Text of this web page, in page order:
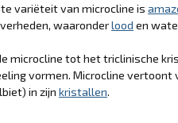
variëteit van microcline is
waaronderlood en
microcline tot het triclinische
vormen. Microcline
in zijn kristallen.